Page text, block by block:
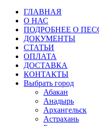
ГЛАВНАЯ
О НАС
ПОДРОБНЕЕ О
ДОКУМЕНТЫ
СТАТЬИ
ОПЛАТА
ДОСТАВКА
КОНТАКТЫ
Выбрать город
Абакан
Анадырь
Архангельск
Астрахань